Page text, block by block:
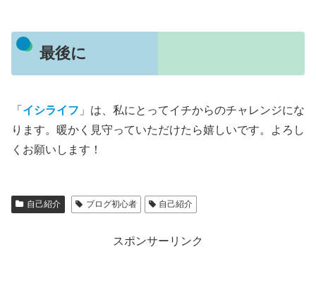
最後に
「 イシライフ 」は、私にとってイチからのチャレンジにな
ります。暖かく見守っていただけたら嬉しいです。よろし
くお願いします！
自己紹介 ブログ初心者 自己紹介
スポンサーリンク